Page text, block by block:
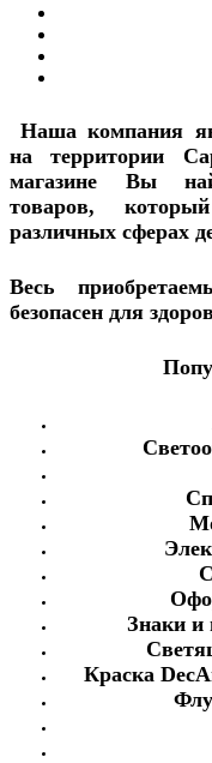
Наша компания
на территории
магазине Вы
товаров,
различных сферах
Весь
безопасен для
Знаки и
Краска